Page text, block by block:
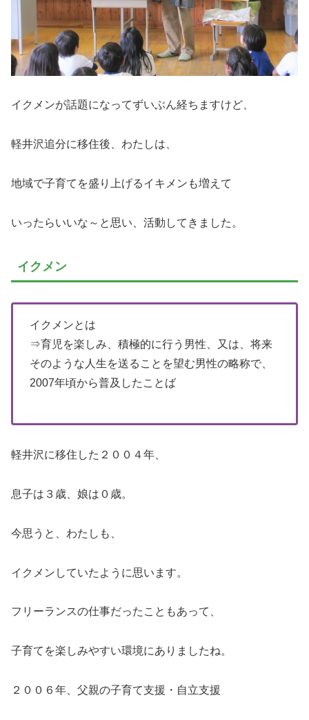
イクメンが話題になってずいぶん経ちますけど、
軽井沢追分に移住後、わたしは、
地域で子育てを盛り上げるイキメンも増えて
いったらいいな～と思い、活動してきました。
イクメン
イクメンとは
⇒育児を楽しみ、積極的に行う男性、又は、将来
そのような人生を送ることを望む男性の略称で、
2007年頃から普及したことば
軽井沢に移住した２００４年、
息子は３歳、娘は０歳。
今思うと、わたしも、
イクメンしていたように思います。
フリーランスの仕事だったこともあって、
子育てを楽しみやすい環境にありましたね。
２００６年、父親の子育て支援・自立支援